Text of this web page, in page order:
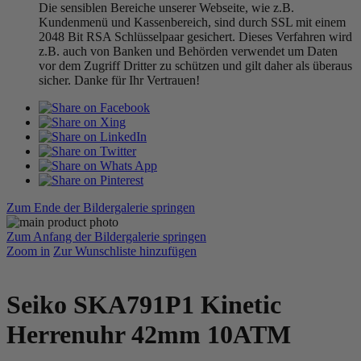
Die sensiblen Bereiche unserer Webseite, wie z.B.
Kundenmenü und Kassenbereich, sind durch SSL mit einem
2048 Bit RSA Schlüsselpaar gesichert. Dieses Verfahren wird
z.B. auch von Banken und Behörden verwendet um Daten
vor dem Zugriff Dritter zu schützen und gilt daher als überaus
sicher. Danke für Ihr Vertrauen!
Zum Ende der Bildergalerie springen
Zum Anfang der Bildergalerie springen
Zoom in Zur Wunschliste hinzufügen
Seiko SKA791P1 Kinetic
Herrenuhr 42mm 10ATM